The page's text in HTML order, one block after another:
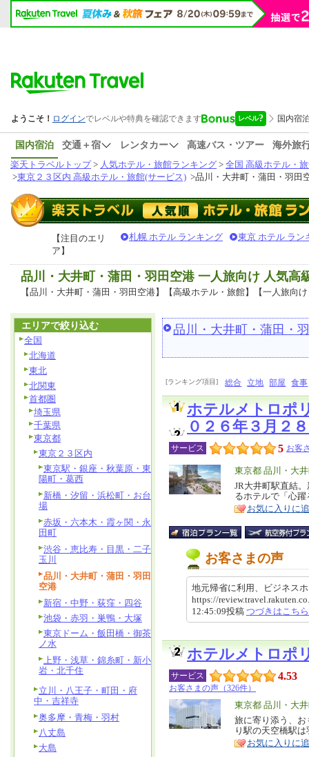
国内宿泊 交通＋宿 レンタカー 高速バス・ツアー
海外旅
楽天トラベルトップ> 人気ホテル・旅館ランキング > 全国 高級ホテル・
>東京２３区内 高級ホテル・旅館(サービス) >品川・大井町・蒲田・羽田
【注目のエリ
ア】
札幌 ホテル ランキング 東京 ホテル ラン
品川・大井町・蒲田・羽田空港 一人旅向け 人気高
【品川・大井町・蒲田・羽田空港】【高級ホテル・旅館】【一人旅向
品川・大井町・蒲田・
[ランキング項目] 総合 立地 部屋 食事
ホテルメトロポ
０２６年３月２
サービス 5 お客
エ
リ
ア
東京都 品川・大
特
徴
JR大井町駅直結
るホテルで「心
お気に入りに
お客さまの声
地元帰省に利用、ビジネス
https://
12:45:09投稿 つづきはこちら
ホテルメトロポ
サービス 4.53
お客さまの声（326件）
エ
リ
ア
東京都 品川・大
特
徴
旅に寄り添う、
り駅の天空橋駅
お気に入りに
エリアで絞り込む
全国
北海道
東北
北関東
首都圏
埼玉県
千葉県
東京都
東京２３区内
東京駅・銀座・秋葉原・東
陽町・葛西
新橋・汐留・浜松町・お台
場
赤坂・六本木・霞ヶ関・永
田町
渋谷・恵比寿・目黒・二子
玉川
品川・大井町・蒲田・羽田
空港
新宿・中野・荻窪・四谷
池袋・赤羽・巣鴨・大塚
東京ドーム・飯田橋・御茶
ノ水
上野・浅草・錦糸町・新小
岩・北千住
立川・八王子・町田・府
中・吉祥寺
奥多摩・青梅・羽村
八丈島
大島